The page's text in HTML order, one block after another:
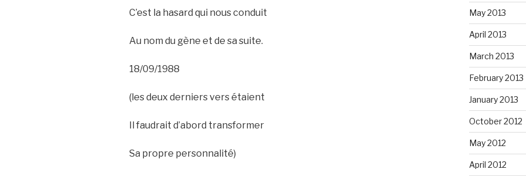
C’est la hasard qui nous conduit
Au nom du gène et de sa suite.
18/09/1988
(les deux derniers vers étaient
Il faudrait d’abord transformer
Sa propre personnalité)
May 2013
April 2013
March 2013
February 2013
January 2013
October 2012
May 2012
April 2012